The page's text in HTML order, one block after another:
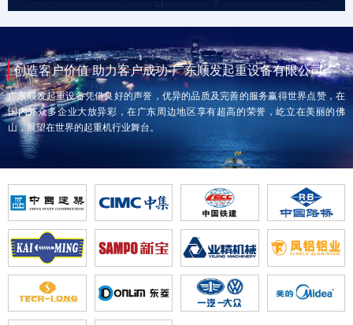
创造客户价值 助力客户成功-广东顺发起重设备有限公司
广东顺发起重设备凭借良好的声誉，优异的品质及完善的服务赢得世界点赞，在
国内外众多企业大放异彩，在广东周边地区享有超高的荣誉，屹立在美丽的佛
山，展望在世界的起重机行业舞台。